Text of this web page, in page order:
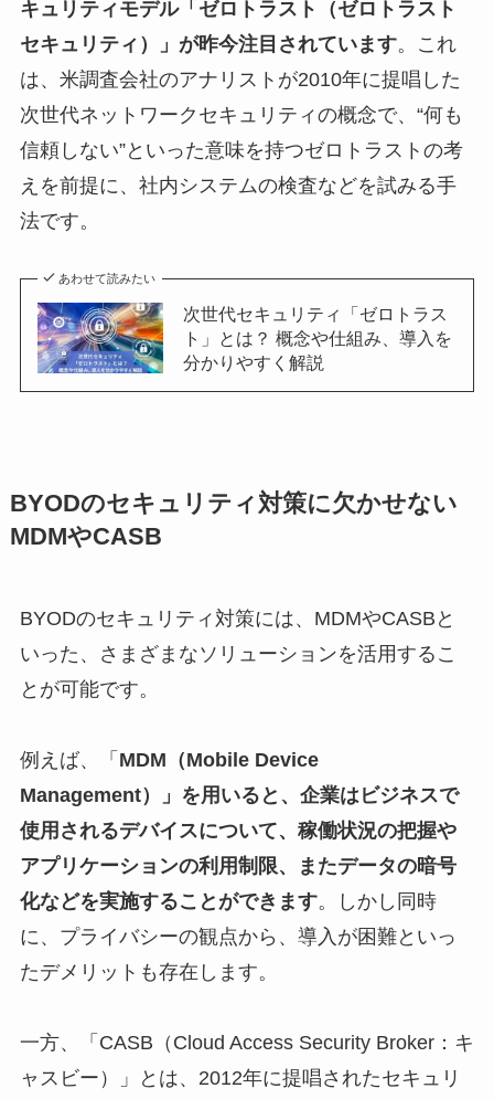
キュリティモデル「ゼロトラスト（ゼロトラスト
セキュリティ）」が昨今注目されています。これ
は、米調査会社のアナリストが2010年に提唱した
次世代ネットワークセキュリティの概念で、“何も
信頼しない”といった意味を持つゼロトラストの考
えを前提に、社内システムの検査などを試みる手
法です。
あわせて読みたい
次世代セキュリティ「ゼロトラス
ト」とは？ 概念や仕組み、導入を
分かりやすく解説
BYODのセキュリティ対策に欠かせない
MDMやCASB
BYODのセキュリティ対策には、MDMやCASBと
いった、さまざまなソリューションを活用するこ
とが可能です。
例えば、「 MDM（Mobile Device
Management）」を用いると、企業はビジネスで
使用されるデバイスについて、稼働状況の把握や
アプリケーションの利用制限、またデータの暗号
化などを実施することができます。しかし同時
に、プライバシーの観点から、導入が困難といっ
たデメリットも存在します。
一方、「CASB（Cloud Access Security Broker：キ
ャスビー）」とは、2012年に提唱されたセキュリ